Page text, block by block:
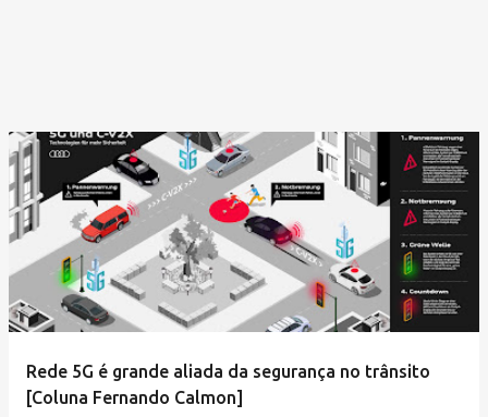
Rede 5G é grande aliada da segurança no trânsito
[Coluna Fernando Calmon]